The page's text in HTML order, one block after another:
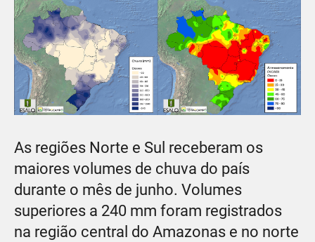
As regiões Norte e Sul receberam os
maiores volumes de chuva do país
durante o mês de junho. Volumes
superiores a 240 mm foram registrados
na região central do Amazonas e no norte